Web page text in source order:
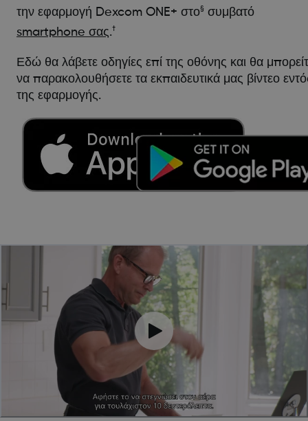
την εφαρμογή Dexcom ONE+ στο§ συμβατό
smartphone σας.†
Εδώ θα λάβετε οδηγίες επί της οθόνης και θα
να παρακολουθήσετε τα εκπαιδευτικά μας βίντεο
της εφαρμογής.